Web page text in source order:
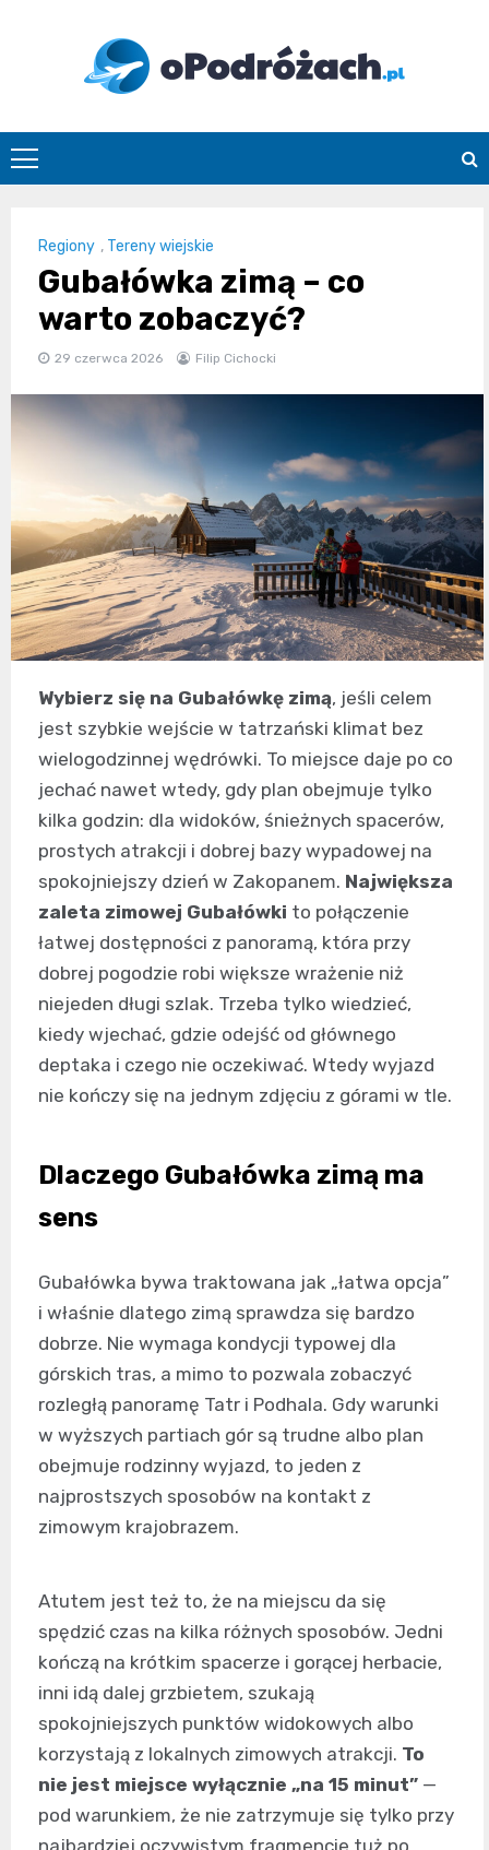
O
Podróżach
Regiony , Tereny wiejskie
Gubałówka zimą – co
warto zobaczyć?
29 czerwca 2026 Filip Cichocki
Wybierz się na Gubałówkę zimą, jeśli celem
jest szybkie wejście w tatrzański klimat bez
wielogodzinnej wędrówki. To miejsce daje po co
jechać nawet wtedy, gdy plan obejmuje tylko
kilka godzin: dla widoków, śnieżnych spacerów,
prostych atrakcji i dobrej bazy wypadowej na
spokojniejszy dzień w Zakopanem. Największa
zaleta zimowej Gubałówki to połączenie
łatwej dostępności z panoramą, która przy
dobrej pogodzie robi większe wrażenie niż
niejeden długi szlak. Trzeba tylko wiedzieć,
kiedy wjechać, gdzie odejść od głównego
deptaka i czego nie oczekiwać. Wtedy wyjazd
nie kończy się na jednym zdjęciu z górami w tle.
Dlaczego Gubałówka zimą ma
sens
Gubałówka bywa traktowana jak „łatwa opcja”
i właśnie dlatego zimą sprawdza się bardzo
dobrze. Nie wymaga kondycji typowej dla
górskich tras, a mimo to pozwala zobaczyć
rozległą panoramę Tatr i Podhala. Gdy warunki
w wyższych partiach gór są trudne albo plan
obejmuje rodzinny wyjazd, to jeden z
najprostszych sposobów na kontakt z
zimowym krajobrazem.
Atutem jest też to, że na miejscu da się
spędzić czas na kilka różnych sposobów. Jedni
kończą na krótkim spacerze i gorącej herbacie,
inni idą dalej grzbietem, szukają
spokojniejszych punktów widokowych albo
korzystają z lokalnych zimowych atrakcji. To
nie jest miejsce wyłącznie „na 15 minut” —
pod warunkiem, że nie zatrzymuje się tylko przy
najbardziej oczywistym fragmencie tuż po